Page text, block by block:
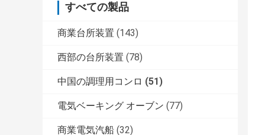
すべての製品
商業台所装置 (143)
西部の台所装置 (78)
中国の調理用コンロ (51)
電気ベーキング オーブン (77)
商業電気汽船 (32)